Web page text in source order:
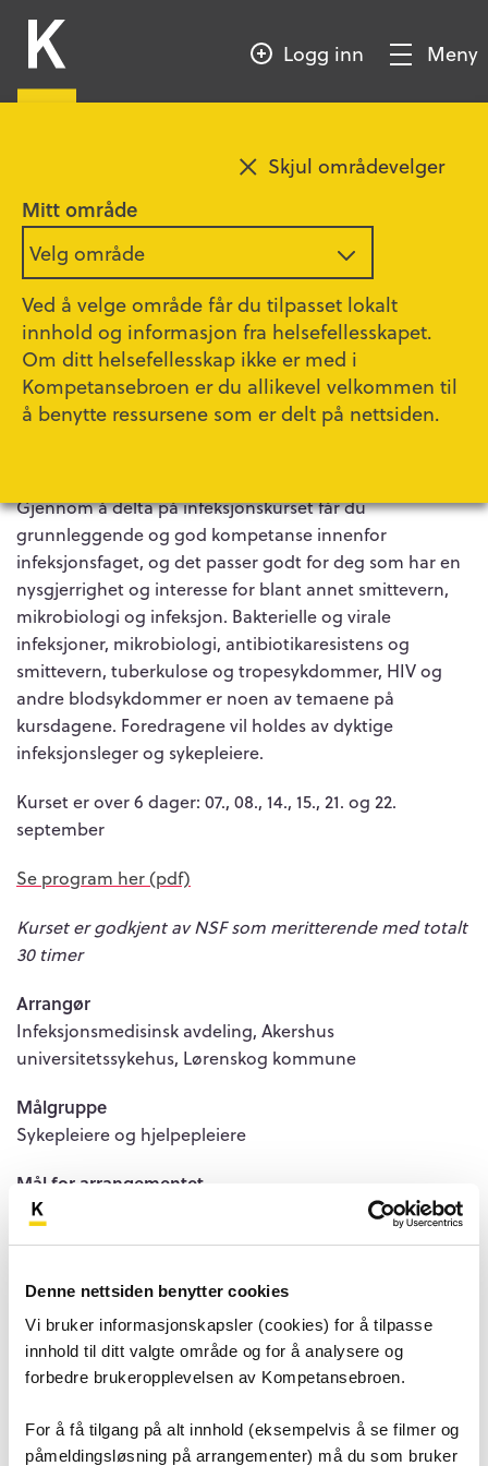
Denne nettsiden benytter cookies
Vi bruker informasjonskapsler (cookies) for å tilpasse
innhold til ditt valgte område og for å analysere og
forbedre brukeropplevelsen av Kompetansebroen.
For å få tilgang på alt innhold (eksempelvis å se filmer og
påmeldingsløsning på arrangementer) må du som bruker
Mitt område
Velg område
Ved å velge område får du tilpasset lokalt
innhold og informasjon fra helsefellesskapet.
Om ditt helsefellesskap ikke er med i
Kompetansebroen er du allikevel velkommen til
å benytte ressursene som er delt på nettsiden.
Skjul områdevelger
HOVEDINNHOLD
KompetansebroenLogg inn
Vis/SkjulMeny
Illustrasjon: Shutterstock
Kurs i infeksjonssykdommer
Gjennom å delta på infeksjonskurset får du
grunnleggende og god kompetanse innenfor
infeksjonsfaget, og det passer godt for deg som har en
nysgjerrighet og interesse for blant annet smittevern,
mikrobiologi og infeksjon. Bakterielle og virale
infeksjoner, mikrobiologi, antibiotikaresistens og
smittevern, tuberkulose og tropesykdommer, HIV og
andre blodsykdommer er noen av temaene på
kursdagene. Foredragene vil holdes av dyktige
infeksjonsleger og sykepleiere.
Kurset er over 6 dager: 07., 08., 14., 15., 21. og 22.
september
Se program her (pdf)
Kurset er godkjent av NSF som meritterende med totalt
30 timer
Arrangør
Infeksjonsmedisinsk avdeling, Akershus
universitetssykehus, Lørenskog kommune
Målgruppe
Sykepleiere og hjelpepleiere
Mål for arrangementet
Få en grunnleggende og god kompetanse innenfor
Påmeldingsfrist
04. september 2026 kl 15.30
Pris for arrangementet
Intern ansatt – avgift: 2500kr (internoverføres i
etterkant)